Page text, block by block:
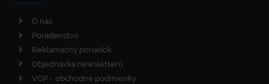
O nás
Poradenstvo
Reklamačný poriadok
Objednávka newsletterů
VOP - obchodné podmienky